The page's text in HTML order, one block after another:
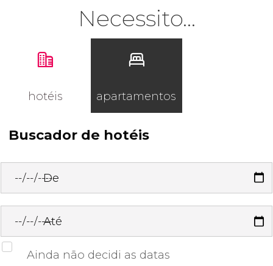
Necessito...
hotéis apartamentos
Buscador de hotéis
De
Até
Ainda não decidi as datas